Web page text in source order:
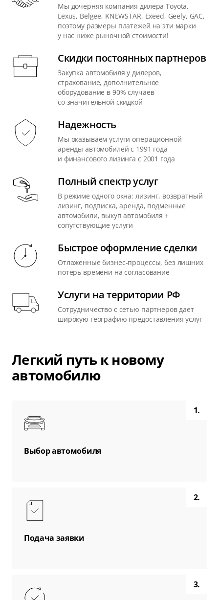
Мы дочерняя компания дилера Toyota,
Lexus, Belgee, KNEWSTAR, Exeed, Geely, GAC,
поэтому размеры платежей на эти марки
у нас ниже рыночной стоимости!
Скидки постоянных партнеров
Закупка автомобиля у дилеров,
страхование, дополнительное
оборудование в 90% случаев
со значительной скидкой
Надежность
Мы оказываем услуги операционной
аренды автомобилей с 1991 года
и финансового лизинга с 2001 года
Полный спектр услуг
В режиме одного окна: лизинг, возвратный
лизинг, подписка, аренда, подменные
автомобили, выкуп автомобиля +
сопутствующие услуги
Быстрое оформление сделки
Отлаженные бизнес-процессы, без лишних
потерь времени на согласование
Услуги на территории РФ
Сотрудничество с сетью партнеров дает
широкую географию предоставления услуг
Легкий путь к новому
автомобилю
1.
Выбор автомобиля
2.
Подача заявки
3.